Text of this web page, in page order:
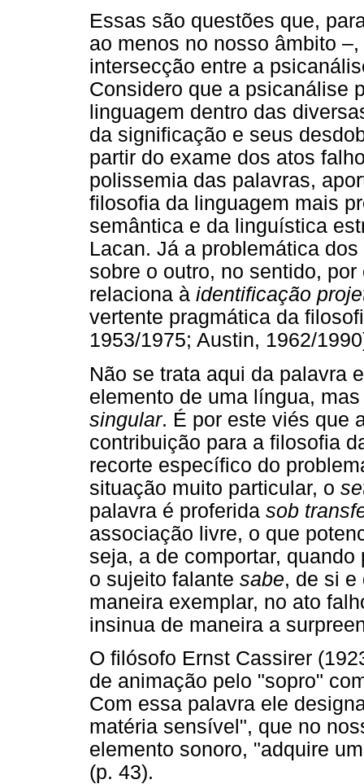
Essas são questões que,
ao menos no nosso âmbito
intersecção entre a
Considero que a psicanálise
linguagem dentro das
da significação e seus
partir do exame dos atos
polissemia das palavras,
filosofia da linguagem mais
semântica e da linguística
Lacan. Já a problemática
sobre o outro, no sentido,
relaciona à identificação
vertente pragmática da
1953/1975; Austin, 1962/
Não se trata aqui da palavra
elemento de uma língua,
singular. É por este viés que
contribuição para a filosofia
recorte específico do
situação muito particular, o
palavra é proferida sob
associação livre, o que
seja, a de comportar,
o sujeito falante sabe, de si e
maneira exemplar, no ato
insinua de maneira a
O filósofo Ernst Cassirer
de animação pelo "sopro"
Com essa palavra ele
matéria sensível", que no
elemento sonoro, "adquire
(p. 43).